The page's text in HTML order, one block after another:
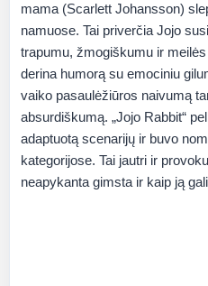
mama (Scarlett Johansson)
namuose. Tai priverčia Jojo
trapumu, žmogiškumu ir
derina humorą su emociniu
vaiko pasaulėžiūros naivumą
absurdiškumą. „Jojo Rabbit“
adaptuotą scenarijų ir buvo
kategorijose. Tai jautri ir
neapykanta gimsta ir kaip ją